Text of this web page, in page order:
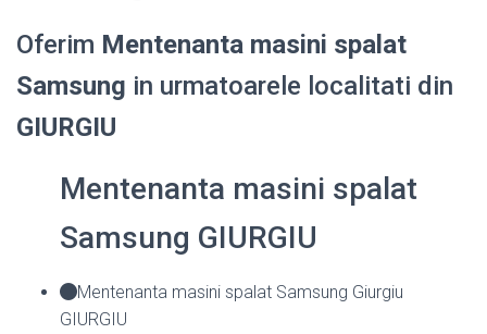
Oferim Mentenanta masini spalat
Samsung in urmatoarele localitati din
GIURGIU
Mentenanta masini spalat
Samsung GIURGIU
Mentenanta masini spalat Samsung Giurgiu
GIURGIU